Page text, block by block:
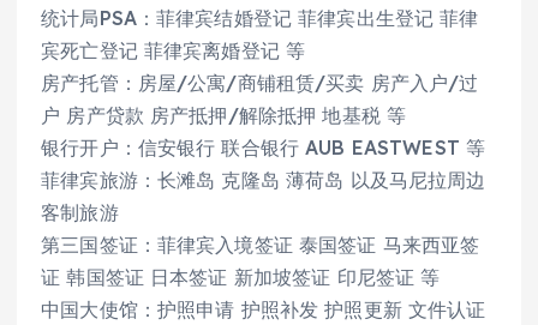
统计局PSA：菲律宾结婚登记 菲律宾出生登记 菲律
宾死亡登记 菲律宾离婚登记 等
房产托管：房屋/公寓/商铺租赁/买卖 房产入户/过
户 房产贷款 房产抵押/解除抵押 地基税 等
银行开户：信安银行 联合银行 AUB EASTWEST 等
菲律宾旅游：长滩岛 克隆岛 薄荷岛 以及马尼拉周边
客制旅游
第三国签证：菲律宾入境签证 泰国签证 马来西亚签
证 韩国签证 日本签证 新加坡签证 印尼签证 等
中国大使馆：护照申请 护照补发 护照更新 文件认证